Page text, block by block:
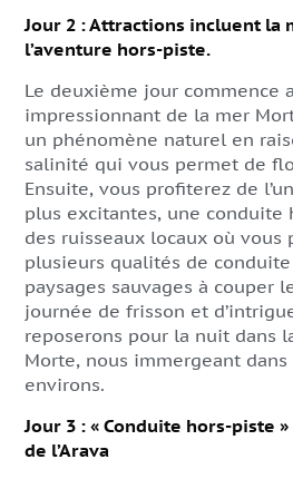
Jour 2 : Attractions incluent la
l’aventure hors-piste.
Le deuxième jour commence
impressionnant de la mer
un phénomène naturel en
salinité qui vous permet de
Ensuite, vous profiterez de
plus excitantes, une conduite
des ruisseaux locaux où vous
plusieurs qualités de
paysages sauvages à couper
journée de frisson et
reposerons pour la nuit dans
Morte, nous immergeant
environs.
Jour 3 : « Conduite hors-piste
de l’Arava